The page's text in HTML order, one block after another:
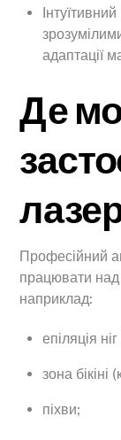
адаптації
Де
Професійний
працювати над
наприклад:
епіляція
зона бікіні
піхви;